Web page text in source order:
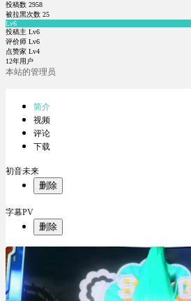
投稿数 2958
被拉黑次数 25
Lv6
投稿主 Lv6
评价师 Lv6
点赞家 Lv4
12年用户
本站的管理员
简介
视频
评论
下载
初音未来
删除
字幕PV
删除